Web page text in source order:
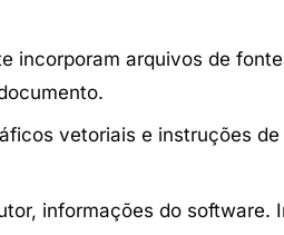
incorporam arquivos de
vetoriais e instruções de
informações do software.